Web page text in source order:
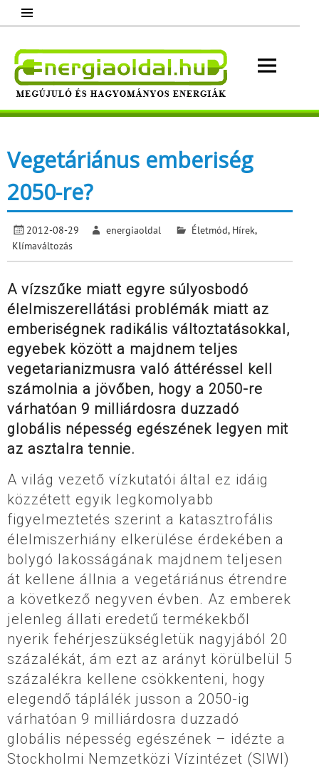
content
Megújuló és hagyományos energiák.
Vegetáriánus emberiség
2050-re?
2012-08-29 energiaoldal Életmód, Hírek,
Klímaváltozás
A vízszűke miatt egyre súlyosbodó
élelmiszerellátási problémák miatt az
emberiségnek radikális változtatásokkal,
egyebek között a majdnem teljes
vegetarianizmusra való áttéréssel kell
számolnia a jövőben, hogy a 2050-re
várhatóan 9 milliárdosra duzzadó
globális népesség egészének legyen mit
az asztalra tennie.
A világ vezető vízkutatói által ez idáig
közzétett egyik legkomolyabb
figyelmeztetés szerint a katasztrofális
élelmiszerhiány elkerülése érdekében a
bolygó lakosságának majdnem teljesen
át kellene állnia a vegetáriánus étrendre
a következő negyven évben. Az emberek
jelenleg állati eredetű termékekből
nyerik fehérjeszükségletük nagyjából 20
százalékát, ám ezt az arányt körülbelül 5
százalékra kellene csökkenteni, hogy
elegendő táplálék jusson a 2050-ig
várhatóan 9 milliárdosra duzzadó
globális népesség egészének – idézte a
Stockholmi Nemzetközi Vízintézet (SIWI)